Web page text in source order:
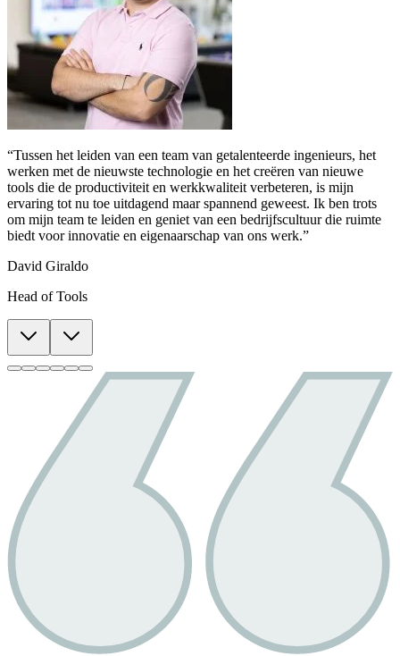
“Tussen het leiden van een team van getalenteerde ingenieurs, het
werken met de nieuwste technologie en het creëren van nieuwe
tools die de productiviteit en werkkwaliteit verbeteren, is mijn
ervaring tot nu toe uitdagend maar spannend geweest. Ik ben trots
om mijn team te leiden en geniet van een bedrijfscultuur die ruimte
biedt voor innovatie en eigenaarschap van ons werk.”
David Giraldo
Head of Tools